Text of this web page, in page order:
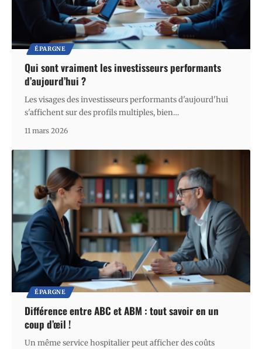
ÉPARGNE
Qui sont vraiment les investisseurs performants
d’aujourd’hui ?
Les visages des investisseurs performants d'aujourd'hui
s'affichent sur des profils multiples, bien…
11 mars 2026
ÉPARGNE
Différence entre ABC et ABM : tout savoir en un
coup d’œil !
Un même service hospitalier peut afficher des coûts